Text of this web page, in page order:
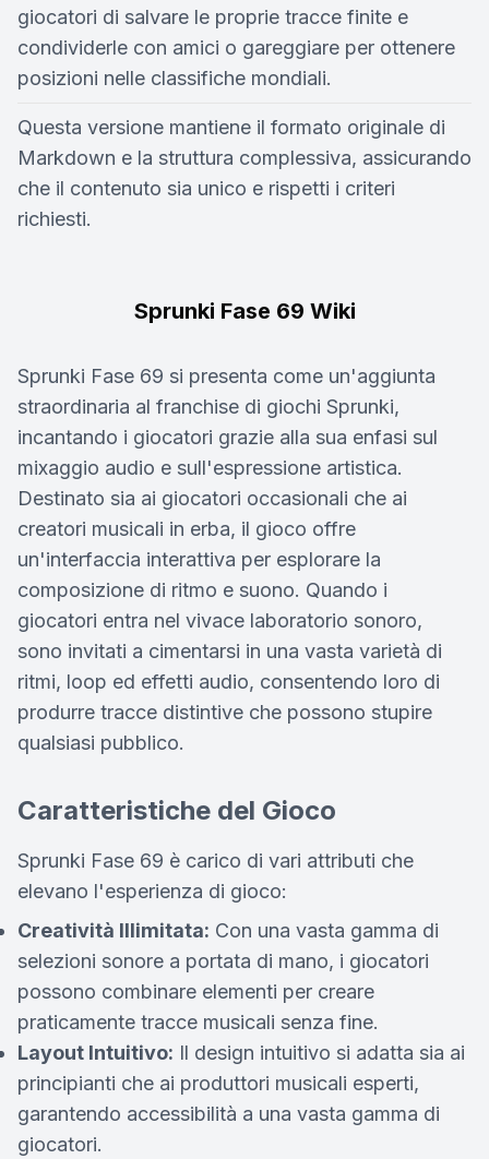
giocatori di salvare le proprie tracce finite e
condividerle con amici o gareggiare per ottenere
posizioni nelle classifiche mondiali.
Questa versione mantiene il formato originale di
Markdown e la struttura complessiva, assicurando
che il contenuto sia unico e rispetti i criteri
richiesti.
Sprunki Fase 69 Wiki
Sprunki Fase 69 si presenta come un'aggiunta
straordinaria al franchise di giochi Sprunki,
incantando i giocatori grazie alla sua enfasi sul
mixaggio audio e sull'espressione artistica.
Destinato sia ai giocatori occasionali che ai
creatori musicali in erba, il gioco offre
un'interfaccia interattiva per esplorare la
composizione di ritmo e suono. Quando i
giocatori entra nel vivace laboratorio sonoro,
sono invitati a cimentarsi in una vasta varietà di
ritmi, loop ed effetti audio, consentendo loro di
produrre tracce distintive che possono stupire
qualsiasi pubblico.
Caratteristiche del Gioco
Sprunki Fase 69 è carico di vari attributi che
elevano l'esperienza di gioco:
Creatività Illimitata: Con una vasta gamma di
selezioni sonore a portata di mano, i giocatori
possono combinare elementi per creare
praticamente tracce musicali senza fine.
Layout Intuitivo: Il design intuitivo si adatta sia ai
principianti che ai produttori musicali esperti,
garantendo accessibilità a una vasta gamma di
giocatori.